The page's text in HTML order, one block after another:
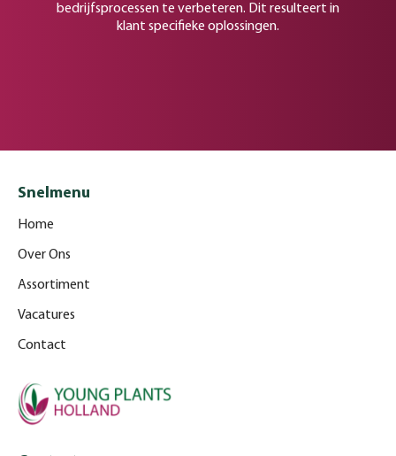
bedrijfsprocessen te verbeteren. Dit resulteert in
klant specifieke oplossingen.
Snelmenu
Home
Over Ons
Assortiment
Vacatures
Contact